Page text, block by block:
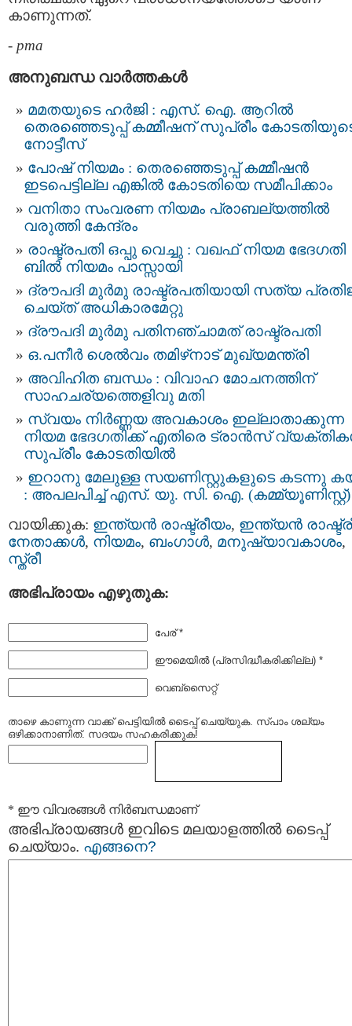
കാണുന്നത്.
- pma
അനുബന്ധ വാര്‍ത്തകള്‍
മമതയുടെ ഹർജി : എസ്. ഐ. ആറില്‍
തെരഞ്ഞെടുപ്പ്‌ കമ്മീഷന്‌ സുപ്രീം
നോട്ടീസ്‌
പോഷ് നിയമം : തെരഞ്ഞെടുപ്പ് കമ്മീഷൻ
ഇടപെട്ടില്ല എങ്കിൽ കോടതിയെ സമീപിക്കാം
വനിതാ സംവരണ നിയമം പ്രാബല്യത്തിൽ
വരുത്തി കേന്ദ്രം
രാഷ്ട്രപതി ഒപ്പു വെച്ചു : വഖഫ് നിയമ ഭേദഗതി
ബില്‍ നിയമം പാസ്സായി
ദ്രൗപദി മുര്‍മു രാഷ്ട്രപതിയായി സത്യ
ചെയ്ത് അധികാരമേറ്റു
ദ്രൗപദി മുര്‍മു പതിനഞ്ചാമത് രാഷ്ട്രപതി
ഒ.പനീര്‍ ശെല്‍‌വം തമിഴ്‌നാട് മുഖ്യമന്ത്രി
അവിഹിത ബന്ധം : വിവാഹ മോചനത്തിന്
സാഹചര്യത്തെളിവു മതി
സ്വയം നിർണ്ണയ അവകാശം ഇല്ലാതാക്കുന്ന
നിയമ ഭേദഗതിക്ക് എതിരെ ട്രാൻസ്
സുപ്രീം കോടതിയിൽ
ഇറാനു മേലുള്ള സയണിസ്റ്റുകളുടെ കടന്നു
: അപലപിച്ച് എസ്‌. യു. സി. ഐ. (കമ്മ്യൂണിസ്റ്റ്)
വായിക്കുക: ഇന്ത്യന്‍ രാഷ്ട്രീയം, ഇന്ത്യന്‍
നേതാക്കള്‍, നിയമം, ബംഗാള്‍, മനുഷ്യാവകാശം,
സ്ത്രീ
അഭിപ്രായം എഴുതുക:
പേര് *
ഈമെയില്‍ (പ്രസിദ്ധീകരിക്കില്ല) *
വെബ്സൈറ്റ്
താഴെ കാണുന്ന വാക്ക് പെട്ടിയില്‍ ടൈപ്പ്‌ ചെയ്യുക. സ്പാം ശല്യം
ഒഴിക്കാനാണിത്. സദയം സഹകരിക്കുക!
* ഈ വിവരങ്ങള്‍ നിര്‍ബന്ധമാണ്
അഭിപ്രായങ്ങള്‍ ഇവിടെ മലയാളത്തില്‍ ടൈപ്പ്
ചെയ്യാം. എങ്ങനെ?